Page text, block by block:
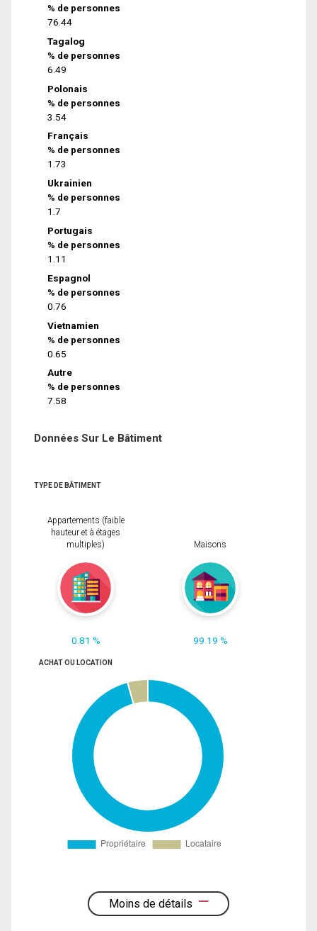
% de personnes
76.44
Tagalog
% de personnes
6.49
Polonais
% de personnes
3.54
Français
% de personnes
1.73
Ukrainien
% de personnes
1.7
Portugais
% de personnes
1.11
Espagnol
% de personnes
0.76
Vietnamien
% de personnes
0.65
Autre
% de personnes
7.58
Données Sur Le Bâtiment
TYPE DE BÂTIMENT
Appartements (faible
hauteur et à étages
multiples)
0.81 %
Maisons
99.19 %
ACHAT OU LOCATION
Moins de détails